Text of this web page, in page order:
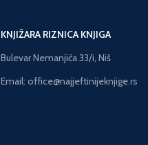
KNJIŽARA RIZNICA KNJIGA
Bulevar Nemanjića 33/i, Niš
Email: office@najjeftinijeknjige.rs